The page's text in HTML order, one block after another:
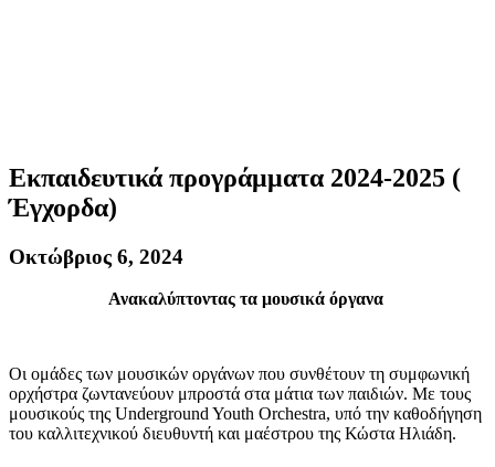
Εκπαιδευτικά προγράμματα 2024-2025 (
Έγχορδα)
Οκτώβριος 6, 2024
Ανακαλύπτοντας τα μουσικά όργανα
Οι ομάδες των μουσικών οργάνων που συνθέτουν τη συμφωνική
ορχήστρα ζωντανεύουν μπροστά στα μάτια των παιδιών. Με τους
μουσικούς της Underground Youth Orchestra, υπό την καθοδήγηση
του καλλιτεχνικού διευθυντή και μαέστρου της Κώστα Ηλιάδη.